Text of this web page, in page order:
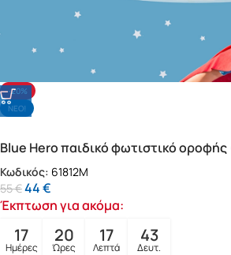
-20%
NΕΟ!
Blue Hero παιδικό φωτιστικό οροφής
Κωδικός: 61812M
55€44€
Έκπτωση για ακόμα:
17
Ημέρες
20
Ώρες
17
Λεπτά
41
Δευτ.